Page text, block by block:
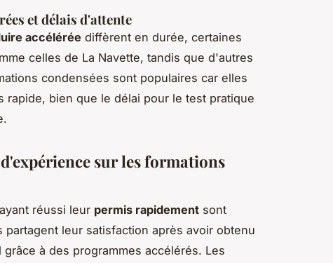
et délais d'attente
accélérée diffèrent en durée, certaines
celles de La Navette, tandis que d'autres
condensées sont populaires car elles
rapide, bien que le délai pour le test pratique
sur les formations
réussi leur permis rapidement sont
leur satisfaction après avoir obtenu
à des programmes accélérés. Les